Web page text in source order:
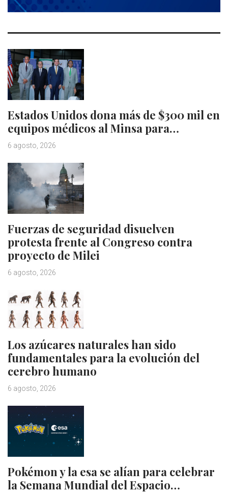
Estados Unidos dona más de $300 mil en
equipos médicos al Minsa para…
6 agosto, 2026
Fuerzas de seguridad disuelven
protesta frente al Congreso contra
proyecto de Milei
6 agosto, 2026
Los azúcares naturales han sido
fundamentales para la evolución del
cerebro humano
6 agosto, 2026
Pokémon y la esa se alían para celebrar
la Semana Mundial del Espacio…